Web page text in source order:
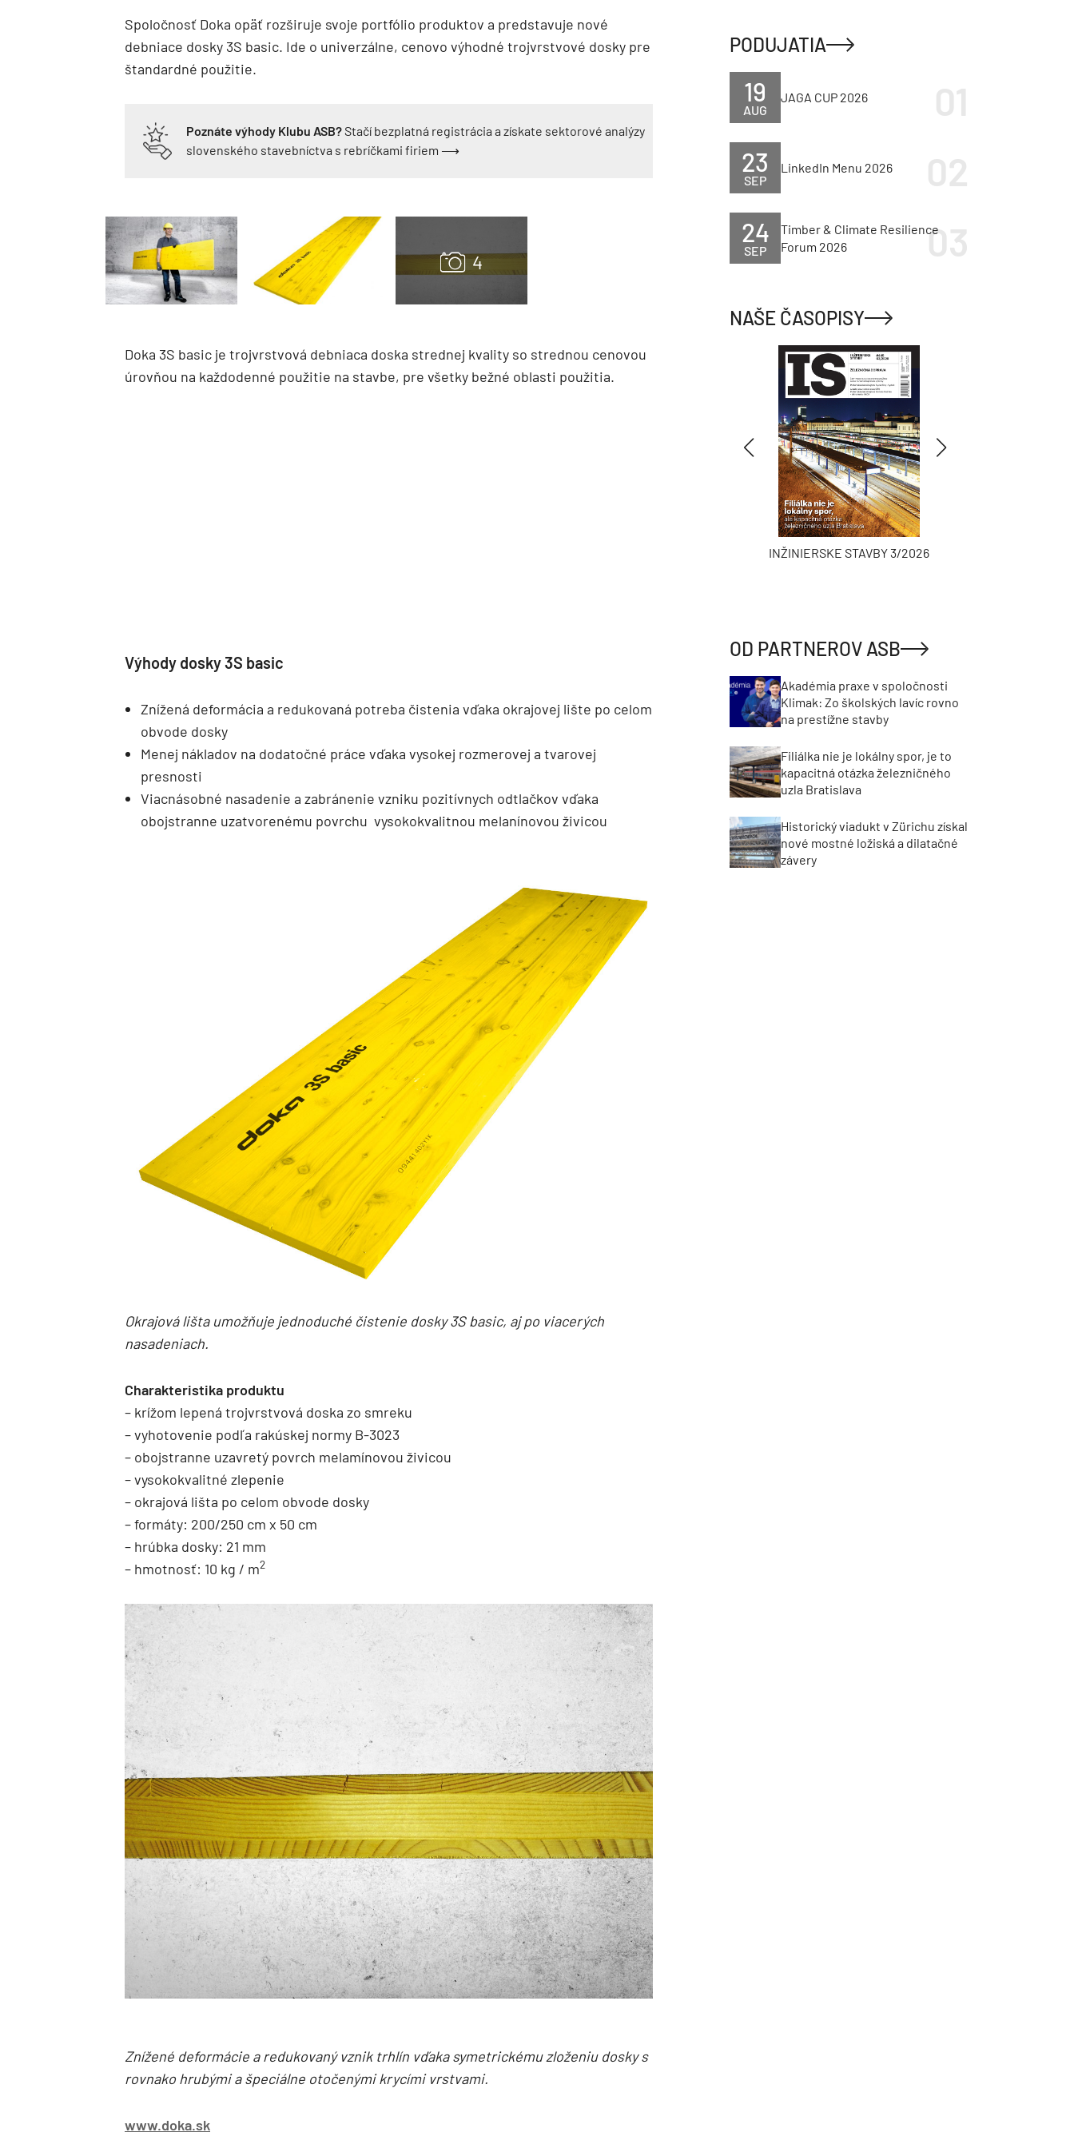
Spoločnosť Doka opäť rozširuje svoje portfólio produktov a predstavuje nové
debniace dosky 3S basic. Ide o univerzálne, cenovo výhodné trojvrstvové dosky pre
štandardné použitie.
Poznáte výhody Klubu ASB?Stačí bezplatná registrácia a získate sektorové analýzy
slovenského stavebníctva s rebríčkami firiem ⟶
Doka 3S basic je trojvrstvová debniaca doska strednej kvality so strednou cenovou
úrovňou na každodenné použitie na stavbe, pre všetky bežné oblasti použitia.
Výhody dosky 3S basic
Znížená deformácia a redukovaná potreba čistenia vďaka okrajovej lište po celom
obvode dosky
Menej nákladov na dodatočné práce vďaka vysokej rozmerovej a tvarovej
presnosti
Viacnásobné nasadenie a zabránenie vzniku pozitívnych odtlačkov vďaka
obojstranne uzatvorenému povrchu vysokokvalitnou melanínovou živicou
Okrajová lišta umožňuje jednoduché čistenie dosky 3S basic, aj po viacerých
nasadeniach.
Charakteristika produktu
– krížom lepená trojvrstvová doska zo smreku
– vyhotovenie podľa rakúskej normy B-3023
– obojstranne uzavretý povrch melamínovou živicou
– vysokokvalitné zlepenie
– okrajová lišta po celom obvode dosky
– formáty: 200/250 cm x 50 cm
– hrúbka dosky: 21 mm
– hmotnosť: 10 kg / m2
Znížené deformácie a redukovaný vznik trhlín vďaka symetrickému zloženiu dosky s
rovnako hrubými a špeciálne otočenými krycími vrstvami.
www.doka.sk
PODUJATIA
AUG
19 JAGA CUP 2026
SEP
23 LinkedIn Menu 2026
SEP
24
Timber & Climate Resilience
Forum 2026
NAŠE ČASOPISY
INŽINIERSKE STAVBY 3/2026
OD PARTNEROV ASB
Akadémia praxe v spoločnosti
Klimak: Zo školských lavíc rovno
na prestížne stavby
Filiálka nie je lokálny spor, je to
kapacitná otázka železničného
uzla Bratislava
Historický viadukt v Zürichu získal
nové mostné ložiská a dilatačné
závery